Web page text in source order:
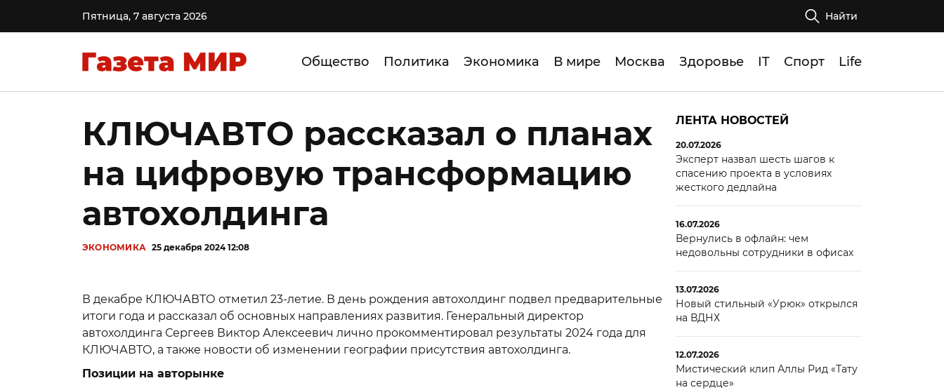
Пятница, 7 августа 2026 Найти
Общество Политика Экономика В мире Москва Здоровье IT Спорт Life
КЛЮЧАВТО рассказал о планах
на цифровую трансформацию
автохолдинга
ЭКОНОМИКА 25 декабря 2024 12:08
В декабре КЛЮЧАВТО отметил 23-летие. В день рождения автохолдинг подвел предварительные
итоги года и рассказал об основных направлениях развития. Генеральный директор
автохолдинга Сергеев Виктор Алексеевич лично прокомментировал результаты 2024 года для
КЛЮЧАВТО, а также новости об изменении географии присутствия автохолдинга.
Позиции на авторынке
ЛЕНТА НОВОСТЕЙ
20.07.2026
Эксперт назвал шесть шагов к
спасению проекта в условиях
жесткого дедлайна
16.07.2026
Вернулись в офлайн: чем
недовольны сотрудники в офисах
13.07.2026
Новый стильный «Урюк» открылся
на ВДНХ
12.07.2026
Мистический клип Аллы Рид «Тату
на сердце»